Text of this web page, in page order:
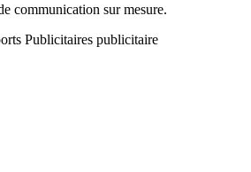
communication sur mesure.